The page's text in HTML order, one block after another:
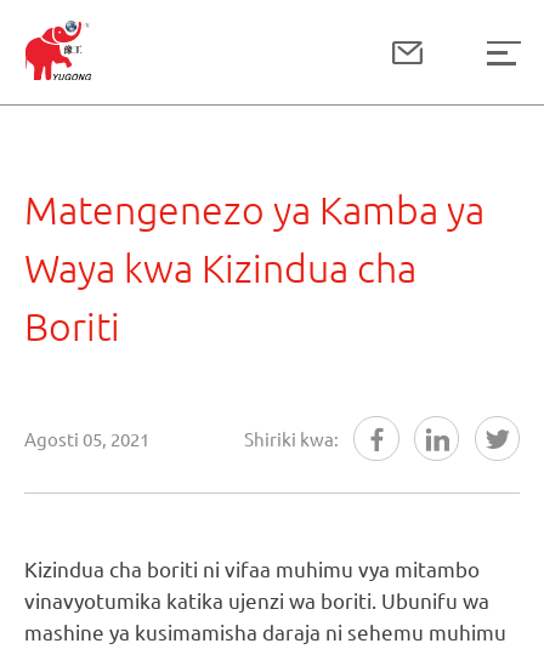
Matengenezo ya Kamba ya
Waya kwa Kizindua cha
Boriti
Agosti 05, 2021 Shiriki kwa:
Kizindua cha boriti ni vifaa muhimu vya mitambo
vinavyotumika katika ujenzi wa boriti. Ubunifu wa
mashine ya kusimamisha daraja ni sehemu muhimu